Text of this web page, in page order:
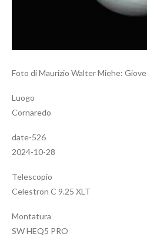
Foto di Maurizio Walter Miehe: Giove
Luogo
Cornaredo
date-526
2024-10-28
Telescopio
Celestron C 9.25 XLT
Montatura
SW HEQ5 PRO